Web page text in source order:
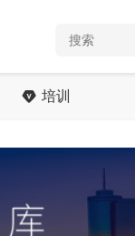
培训